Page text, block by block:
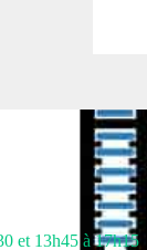
et 13h45 à 17h15